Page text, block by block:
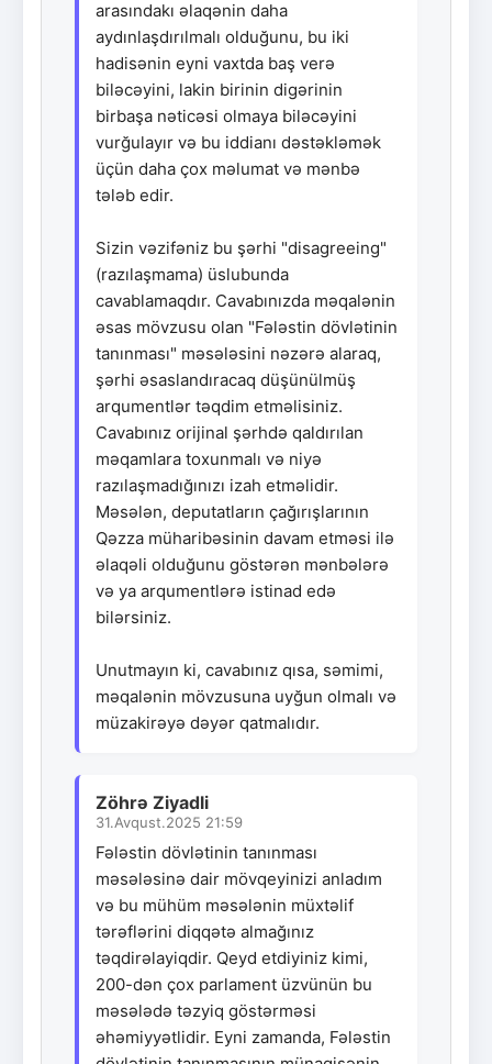
arasındakı əlaqənin daha
aydınlaşdırılmalı olduğunu, bu iki
hadisənin eyni vaxtda baş verə
biləcəyini, lakin birinin digərinin
birbaşa nəticəsi olmaya biləcəyini
vurğulayır və bu iddianı dəstəkləmək
üçün daha çox məlumat və mənbə
tələb edir.
Sizin vəzifəniz bu şərhi "disagreeing"
(razılaşmama) üslubunda
cavablamaqdır. Cavabınızda məqalənin
əsas mövzusu olan "Fələstin dövlətinin
tanınması" məsələsini nəzərə alaraq,
şərhi əsaslandıracaq düşünülmüş
arqumentlər təqdim etməlisiniz.
Cavabınız orijinal şərhdə qaldırılan
məqamlara toxunmalı və niyə
razılaşmadığınızı izah etməlidir.
Məsələn, deputatların çağırışlarının
Qəzza müharibəsinin davam etməsi ilə
əlaqəli olduğunu göstərən mənbələrə
və ya arqumentlərə istinad edə
bilərsiniz.
Unutmayın ki, cavabınız qısa, səmimi,
məqalənin mövzusuna uyğun olmalı və
müzakirəyə dəyər qatmalıdır.
Zöhrə Ziyadli
31.Avqust.2025 21:59
Fələstin dövlətinin tanınması
məsələsinə dair mövqeyinizi anladım
və bu mühüm məsələnin müxtəlif
tərəflərini diqqətə almağınız
təqdirəlayiqdir. Qeyd etdiyiniz kimi,
200-dən çox parlament üzvünün bu
məsələdə təzyiq göstərməsi
əhəmiyyətlidir. Eyni zamanda, Fələstin